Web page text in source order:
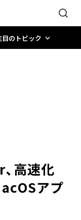
目のトピック
高速化
アプ